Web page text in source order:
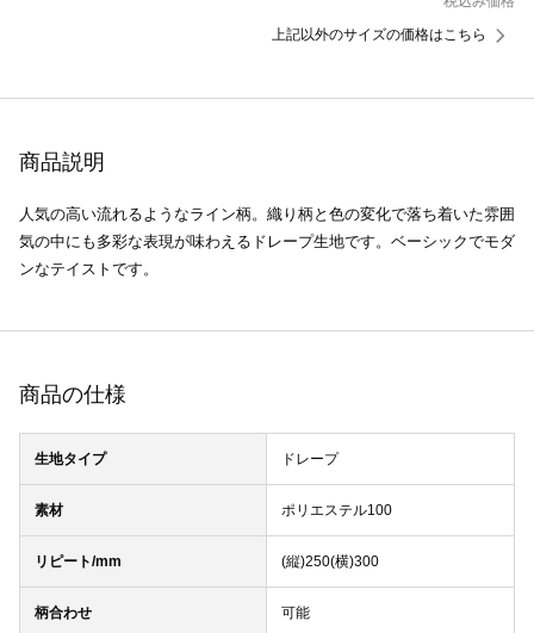
上記以外のサイズの価格はこちら
商品説明
人気の高い流れるようなライン柄。織り柄と色の変化で落ち着いた雰囲
気の中にも多彩な表現が味わえるドレープ生地です。ベーシックでモダ
ンなテイストです。
商品の仕様
生地タイプ ドレープ
素材 ポリエステル100
リピート/mm (縦)250(横)300
柄合わせ 可能